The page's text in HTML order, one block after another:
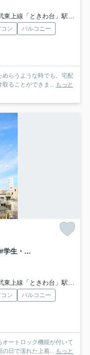
上線「ときわ台」駅 徒歩23分
コン
バルコニー
めらうような時でも、宅配
ることができま...
もっと
Nステージ本蓮沼【おとり物件なし】#学生・社会人にオススメ！初期費用分割払いOK！
上線「ときわ台」駅 徒歩23分
コン
バルコニー
ートロック機能が付いて
日で濡れた上着...
もっと